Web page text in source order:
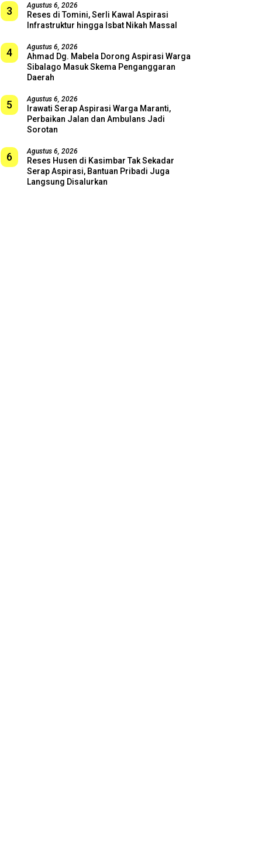
3 Agustus 6, 2026
Reses di Tomini, Serli Kawal Aspirasi
Infrastruktur hingga Isbat Nikah Massal
4 Agustus 6, 2026
Ahmad Dg. Mabela Dorong Aspirasi Warga
Sibalago Masuk Skema Penganggaran
Daerah
5 Agustus 6, 2026
Irawati Serap Aspirasi Warga Maranti,
Perbaikan Jalan dan Ambulans Jadi
Sorotan
6 Agustus 6, 2026
Reses Husen di Kasimbar Tak Sekadar
Serap Aspirasi, Bantuan Pribadi Juga
Langsung Disalurkan